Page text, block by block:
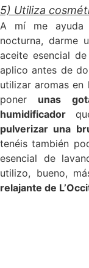
5) Utiliza
A mí me ayuda
nocturna, darme
aceite esencial
aplico antes de
utilizar aromas en
poner unas
humidificador
pulverizar una
tenéis también
esencial de
utilizo, bueno,
relajante de